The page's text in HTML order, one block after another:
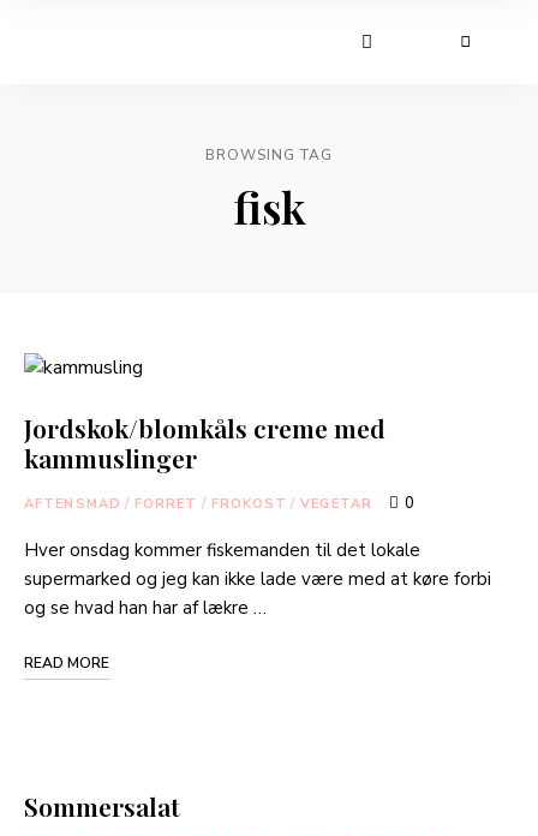
BROWSING TAG
fisk
Jordskok/blomkåls creme med
kammuslinger
AFTENSMAD / FORRET / FROKOST / VEGETAR 0
Hver onsdag kommer fiskemanden til det lokale
supermarked og jeg kan ikke lade være med at køre forbi
og se hvad han har af lækre …
READ MORE
Sommersalat